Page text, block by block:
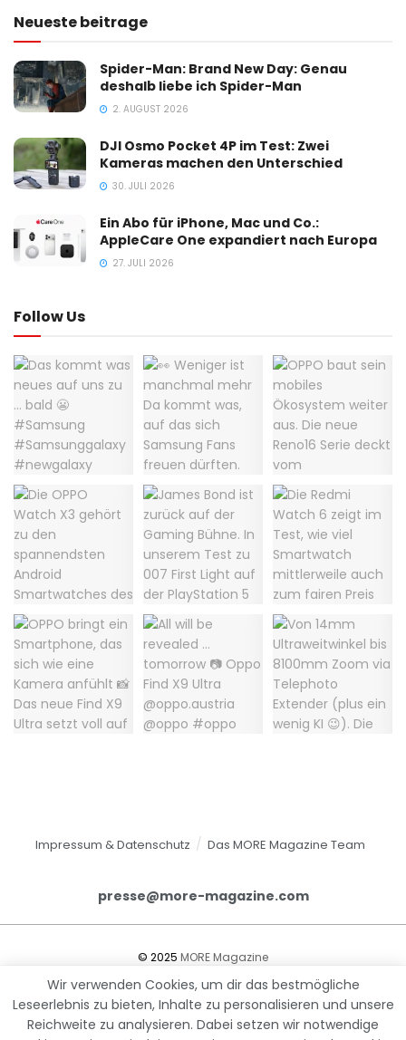
Neueste beitrage
Spider-Man: Brand New Day: Genau
deshalb liebe ich Spider-Man
2. AUGUST 2026
DJI Osmo Pocket 4P im Test: Zwei
Kameras machen den Unterschied
30. JULI 2026
Ein Abo für iPhone, Mac und Co.:
AppleCare One expandiert nach Europa
27. JULI 2026
Follow Us
Impressum & Datenschutz Das MORE Magazine Team
presse@more-magazine.com
© 2025 MORE Magazine
Wir verwenden Cookies, um dir das bestmögliche
Leseerlebnis zu bieten, Inhalte zu personalisieren und unsere
Reichweite zu analysieren. Dabei setzen wir notwendige